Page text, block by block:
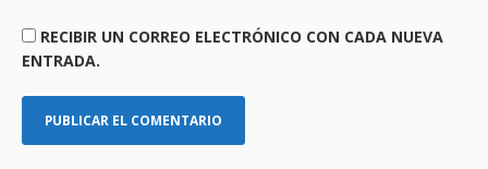
RECIBIR UN CORREO ELECTRÓNICO CON CADA NUEVA
ENTRADA.